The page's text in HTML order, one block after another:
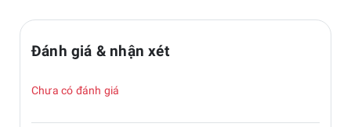
Mặt trước của Galaxy Tab A9 cũng được làm phẳng đồng bộ
Đánh giá & nhận xét
Chưa có đánh giá